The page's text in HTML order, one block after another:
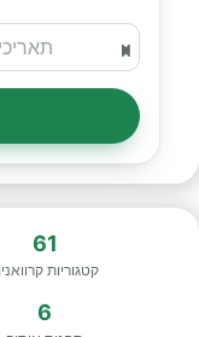
61
קטגוריות
6